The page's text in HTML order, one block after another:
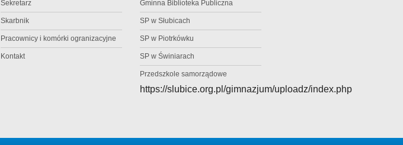
Sekretarz
Skarbnik
Pracownicy i komórki ogranizacyjne
Kontakt
Gminna Biblioteka Publiczna
SP w Słubicach
SP w Piotrkówku
SP w Świniarach
Przedszkole samorządowe
https://slubice.org.pl/gimnazjum/uploadz/index.php